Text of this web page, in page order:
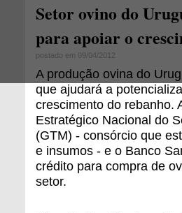
Setor ovino do
para apoiar o
postado em 09/04/2012
A produção ovina do
que ajudará a
crescimento do rebanho.
Estratégico Nacional do
(GTM) - consórcio que
e insumos - e o Banco
crédito para compra de
setor.